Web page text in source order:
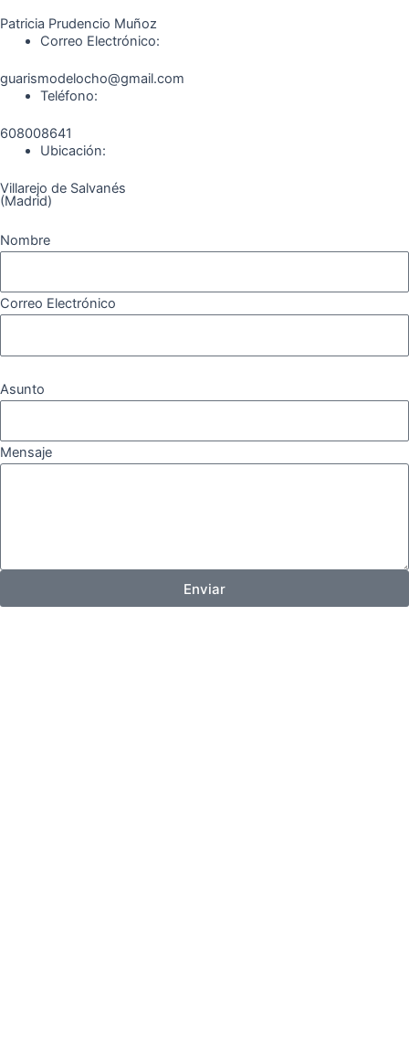
m
Patricia Prudencio Muñoz
Correo Electrónico:
guarismodelocho@gmail.com
Teléfono:
608008641
Ubicación:
Villarejo de Salvanés
(Madrid)
Nombre
Correo Electrónico
Asunto
Mensaje
Enviar